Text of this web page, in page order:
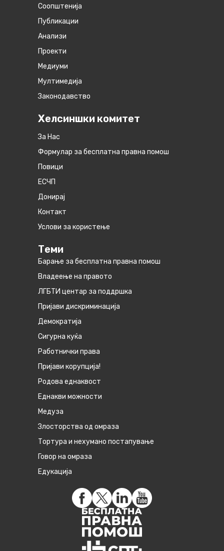
Соопштенија
Публикации
Анализи
Проекти
Медиуми
Мултимедија
Законодавство
Хелсиншки комитет
За Нас
Формулар за бесплатна правна помош
Повици
ЕСЧП
Донирај
Контакт
Услови за користење
Теми
Барање за бесплатна правна помош
Владеење на правото
ЛГБТИ центар за поддршка
Пријави дискриминација
Демократија
Сигурна куќа
Работнички права
Пријави корупција!
Родова еднаквост
Eднакви можности
Медуза
Злосторства од омраза
Тортура и нехумано постапување
Говор на омраза
Едукација